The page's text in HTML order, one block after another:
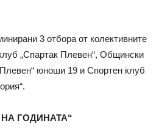
3 отбора от колективните
„Спартак Плевен“, Общински
юноши 19 и Спортен клуб
ГОДИНАТА“